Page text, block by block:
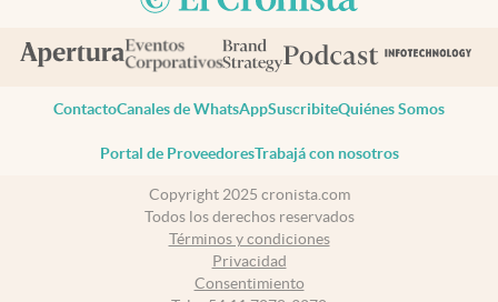
ContactoCanales de WhatsAppSuscribiteQuiénes Somos
Portal de ProveedoresTrabajá con nosotros
Copyright 2025 cronista.com
Todos los derechos reservados
Términos y condiciones
Privacidad
Consentimiento